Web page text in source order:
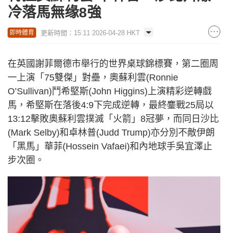
冷落馬無缘8強
即時體育 更新時間：15:11 2026-04-28 HKT
在英國謝菲爾德市舉行的世界桌球錦標賽，第二圈周
一上演「75雙傑」對壘，奧蘇利雲(Ronnie
O’Sullivan)鬥希堅斯(John Higgins)上演精彩逆轉戲
馬，希堅斯在落後4:9下完成逆轉，最終鏖戰25局以
13:12擊敗奧蘇利雲撲滅「火箭」8冠夢，而同日沙比
(Mark Selby)和卓林普(Judd Trump)亦分別不敵伊朗
「黑馬」華菲(Hossein Vafaei)和內地球手吳宜澤止
步次圈。